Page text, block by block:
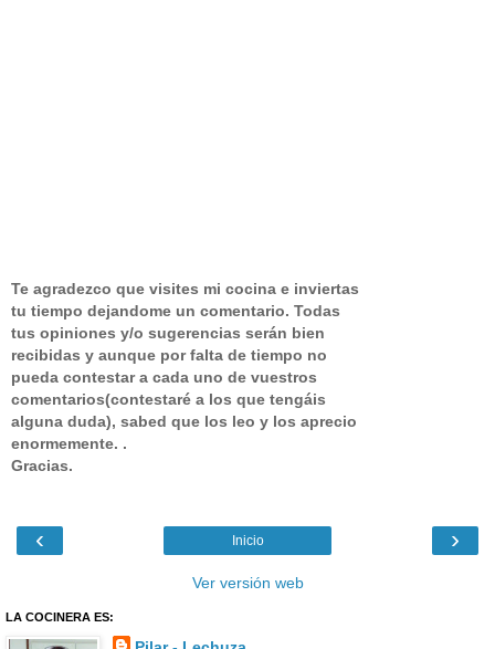
Te agradezco que visites mi cocina e inviertas
tu tiempo dejandome un comentario. Todas
tus opiniones y/o sugerencias serán bien
recibidas y aunque por falta de tiempo no
pueda contestar a cada uno de vuestros
comentarios(contestaré a los que tengáis
alguna duda), sabed que los leo y los aprecio
enormemente. .
Gracias.
‹ ›
Inicio
Ver versión web
LA COCINERA ES: